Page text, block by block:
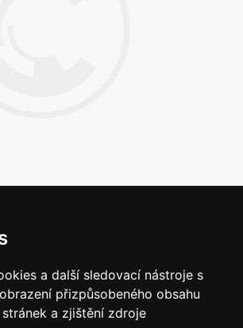
a další sledovací nástroje s
přizpůsobeného obsahu
a zjištění zdroje
nám
komentáře, připomínky a
bez odezvy.